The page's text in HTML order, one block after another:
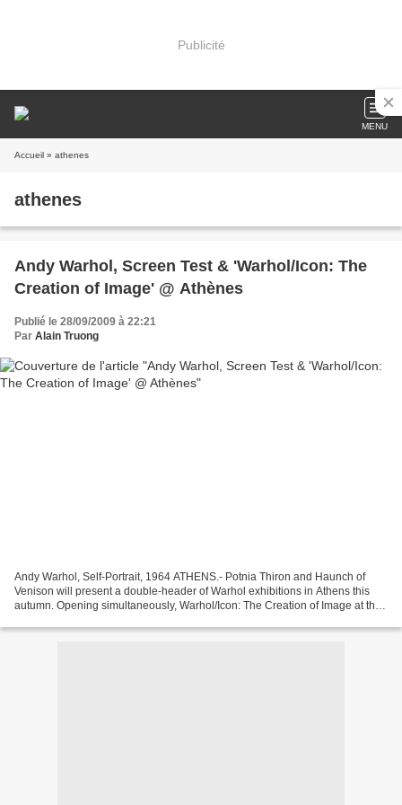
Publicité
MENU
Accueil » athenes
athenes
Andy Warhol, Screen Test & 'Warhol/Icon: The
Creation of Image' @ Athènes
Publié le 28/09/2009 à 22:21
Par Alain Truong
Andy Warhol, Self-Portrait, 1964 ATHENS.- Potnia Thiron and Haunch of
Venison will present a double-header of Warhol exhibitions in Athens this
autumn. Opening simultaneously, Warhol/Icon: The Creation of Image at the